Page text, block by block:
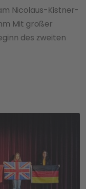
Nicolaus-Kistner-
Mit großer
des zweiten